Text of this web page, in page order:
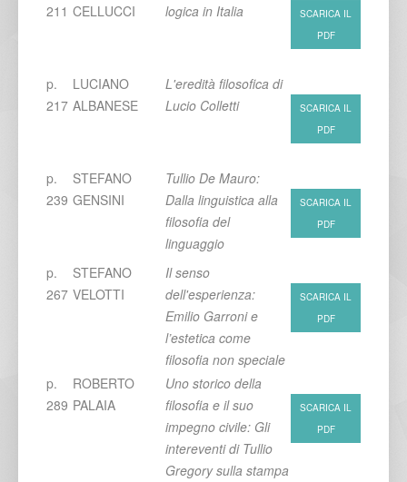
211 CELLUCCI
logica in Italia
SCARICA IL
PDF
p.
217
LUCIANO
ALBANESE
L'eredità filosofica di
Lucio Colletti
SCARICA IL
PDF
p.
239
STEFANO
GENSINI
Tullio De Mauro:
Dalla linguistica alla
filosofia del
linguaggio
SCARICA IL
PDF
p.
267
STEFANO
VELOTTI
Il senso
dell'esperienza:
Emilio Garroni e
l’estetica come
filosofia non speciale
SCARICA IL
PDF
p.
289
ROBERTO
PALAIA
Uno storico della
filosofia e il suo
impegno civile: Gli
intereventi di Tullio
Gregory sulla stampa
SCARICA IL
PDF